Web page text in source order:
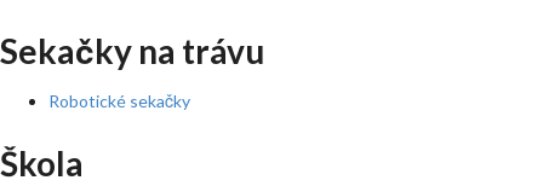
Sekačky na trávu
Robotické sekačky
Škola